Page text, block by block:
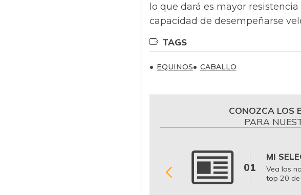
lo que dará es mayor
capacidad de desempeñarse
TAGS
EQUINOS CABALLO
CONOZCA LOS
PARA
01
MI
Vea las
top 20 de